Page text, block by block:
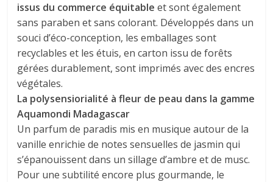
issus du commerce équitable et sont également
sans paraben et sans colorant. Développés dans un
souci d’éco-conception, les emballages sont
recyclables et les étuis, en carton issu de forêts
gérées durablement, sont imprimés avec des encres
végétales.
La polysensiorialité à fleur de peau dans la gamme
Aquamondi Madagascar
Un parfum de paradis mis en musique autour de la
vanille enrichie de notes sensuelles de jasmin qui
s’épanouissent dans un sillage d’ambre et de musc.
Pour une subtilité encore plus gourmande, le